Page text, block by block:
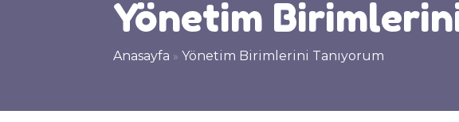
Yönetim
Anasayfa » Yönetim Birimlerini Tanıyorum